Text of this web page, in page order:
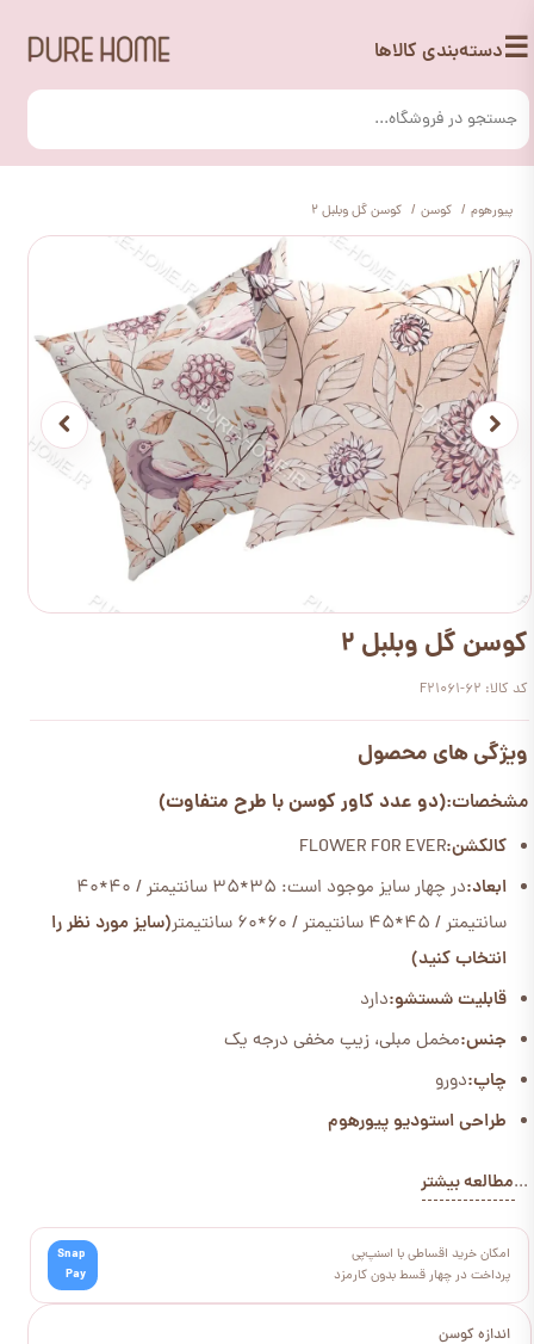
☰دسته‌بندی کالاها
پیورهوم کوسن کوسن گل وبلبل 2
اندازه کوسن
کوسن گل وبلبل 2
کد کالا: F21061-62
ویژگی های محصول
مشخصات:(دو عدد کاور کوسن با طرح متفاوت)
کالکشن:FLOWER FOR EVER
ابعاد:
در چهار سایز موجود است: 35*35 سانتیمتر / 40*40
سانتیمتر / 45*45 سانتیمتر / 60*60 سانتیمتر
(سایز مورد نظر را
انتخاب کنید)
قابلیت شستشو:دارد
جنس:مخمل مبلی، زیپ مخفی درجه یک
چاپ:دورو
طراحی استودیو پیورهوم
...مطالعه بیشتر
امکان خرید اقساطی با اسنپ‌پی
پرداخت در چهار قسط بدون کارمزد
Snap
Pay